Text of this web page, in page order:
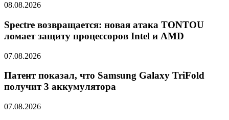
08.08.2026
Spectre возвращается: новая атака TONTOU
ломает защиту процессоров Intel и AMD
07.08.2026
Патент показал, что Samsung Galaxy TriFold
получит 3 аккумулятора
07.08.2026